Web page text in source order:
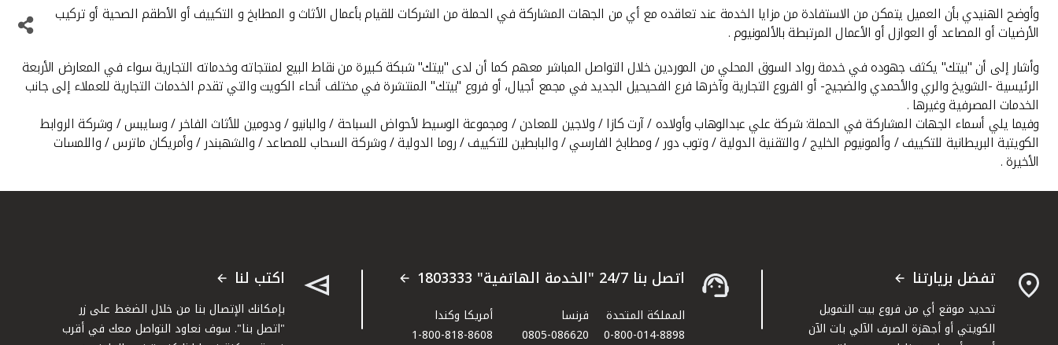
وأوضح الهنيدي بأن العميل يتمكن من الاستفادة من مزايا الخدمة عند تعاقده مع أي من الجهات المشاركة في الحملة من الشركات للقيام بأعمال الأثاث و المطابخ و التكييف أو الأطقم الصحية أو تركيب
الأرضيات أو المصاعد أو العوازل أو الأعمال المرتبطة بالألمونيوم .
وأشار إلى أن "بيتك" يكثف جهوده في خدمة رواد السوق المحلي من الموردين خلال التواصل المباشر معهم كما أن لدى "بيتك" شبكة كبيرة من نقاط البيع لمنتجاته وخدماته التجارية سواء في المعارض الأربعة
الرئيسية -الشويخ والري والأحمدي والضجيج- أو الفروع التجارية وآخرها فرع الفحيحيل الجديد في مجمع أجيال، أو فروع "بيتك" المنتشرة في مختلف أنحاء الكويت والتي تقدم الخدمات التجارية للعملاء إلى جانب
الخدمات المصرفية وغيرها .
وفيما يلي أسماء الجهات المشاركة في الحملة: شركة علي عبدالوهاب وأولاده / آرت كازا / ولاجين للمعادن / ومجموعة الوسيط لأحواض السباحة / والبانيو / ودومين للأثاث الفاخر / وسايبس / وشركة الروابط
الكويتية البريطانية للتكييف / وألمونيوم الخليج / والتقنية الدولية / وتوب دور / ومطابخ الفارسي / والبابطين للتكييف / روما الدولية / وشركة السحاب للمصاعد / والشهبندر / وأمريكان ماترس / واللمسات
الأخيرة .
تفضل بزيارتنا
تحديد موقع أي من فروع بيت التمويل
الكويتي أو أجهزة الصرف الآلي بات الآن
اتصل بنا 24/7 "الخدمة الهاتفية" 1803333
المملكة المتحدة
0-800-014-8898
فرنسا
0805-086620
أمريكا وكندا
1-800-818-8608
اكتب لنا
بإمكانك الإتصال بنا من خلال الضغط على زر
"اتصل بنا". سوف نعاود التواصل معك في أقرب